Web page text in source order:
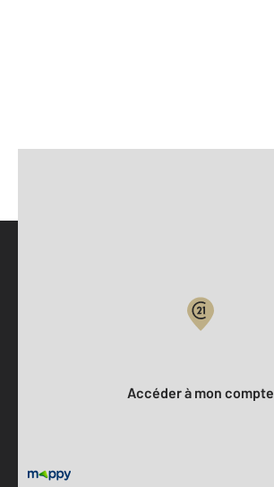
Accéder à mon compte